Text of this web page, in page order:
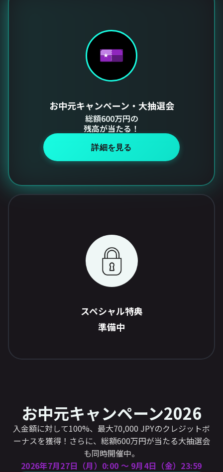
お中元キャンペーン・大抽選会
総額600万円の
残高が当たる！
詳細を見る
スペシャル特典
準備中
お中元キャンペーン2026
入金額に対して100%、最大70,000 JPYのクレジットボ
ーナスを獲得！さらに、総額600万円が当たる大抽選会
も同時開催中。
2026年7月27日（月）0:00 〜 9月4日（金）23:59